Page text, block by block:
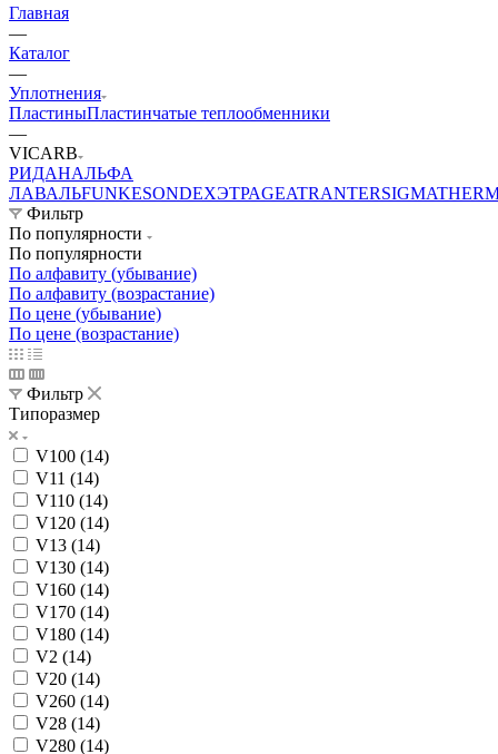
Главная
—
Каталог
—
Уплотнения
ПластиныПластинчатые теплообменники
—
VICARB
РИДАНАЛЬФА
ЛАВАЛЬFUNKESONDEXЭТРАGEATRANTERSIGMA
Фильтр
По популярности
По популярности
По алфавиту (убывание)
По алфавиту (возрастание)
По цене (убывание)
По цене (возрастание)
Фильтр
Типоразмер
V100 (14)
V11 (14)
V110 (14)
V120 (14)
V13 (14)
V130 (14)
V160 (14)
V170 (14)
V180 (14)
V2 (14)
V20 (14)
V260 (14)
V28 (14)
V280 (14)